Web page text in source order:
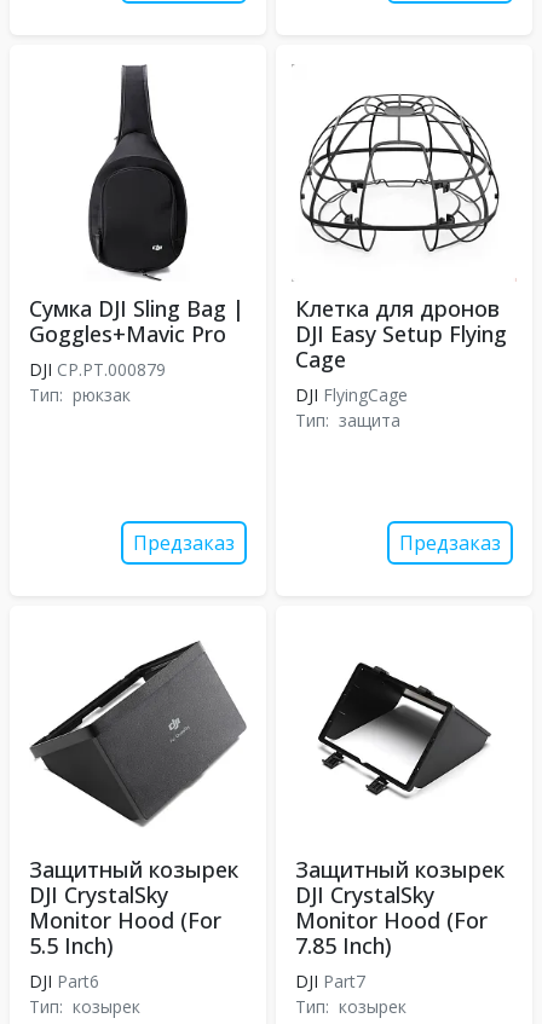
Сумка DJI Sling Bag |
Goggles+Mavic Pro
DJI CP.PT.000879
Тип: рюкзак
Предзаказ
Клетка для дронов
DJI Easy Setup Flying
Cage
DJI FlyingCage
Тип: защита
Предзаказ
Защитный козырек
DJI CrystalSky
Monitor Hood (For
5.5 Inch)
DJI Part6
Тип: козырек
Защитный козырек
DJI CrystalSky
Monitor Hood (For
7.85 Inch)
DJI Part7
Тип: козырек